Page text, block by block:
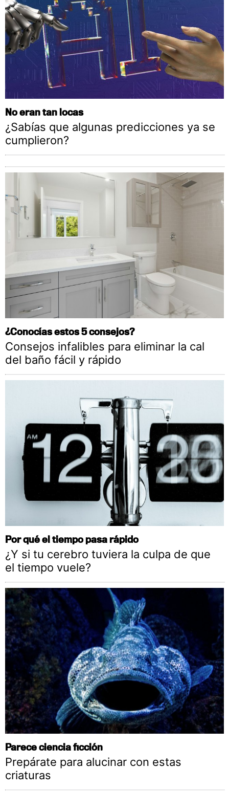
No eran tan locas
¿Sabías que algunas predicciones ya se
cumplieron?
¿Conocías estos 5 consejos?
Consejos infalibles para eliminar la cal
del baño fácil y rápido
Por qué el tiempo pasa rápido
¿Y si tu cerebro tuviera la culpa de que
el tiempo vuele?
Parece ciencia ficción
Prepárate para alucinar con estas
criaturas